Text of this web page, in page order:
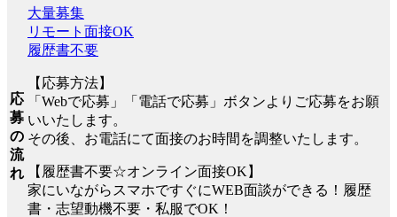
応
募
の
流
れ
大量募集
リモート面接OK
履歴書不要
【応募方法】
「Webで応募」「電話で応募」ボタンよりご応募をお願
いいたします。
その後、お電話にて面接のお時間を調整いたします。
【履歴書不要☆オンライン面接OK】
家にいながらスマホですぐにWEB面談ができる！履歴
書・志望動機不要・私服でOK！